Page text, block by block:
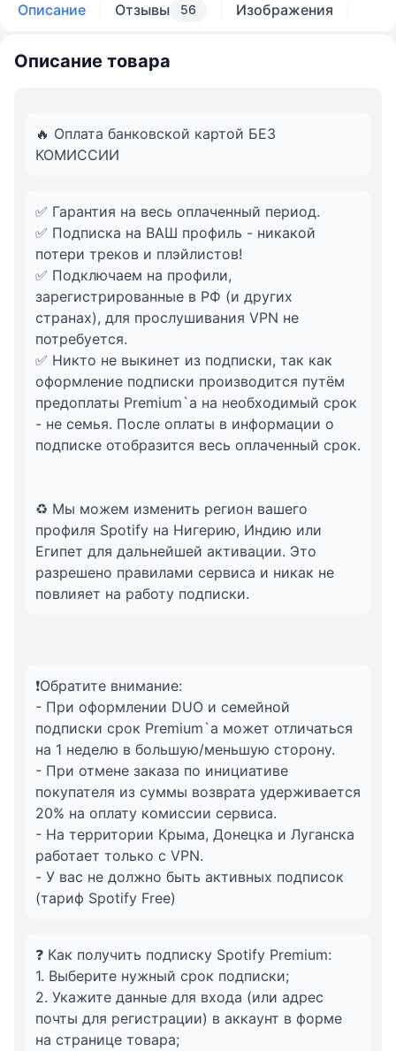
Описание Отзывы 56 Изображения
Описание товара
🔥 Оплата банковской картой БЕЗ
КОМИССИИ
✅ Гарантия на весь оплаченный период.
✅ Подписка на ВАШ профиль - никакой
потери треков и плэйлистов!
✅ Подключаем на профили,
зарегистрированные в РФ (и других
странах), для прослушивания VPN не
потребуется.
✅ Никто не выкинет из подписки, так как
оформление подписки производится путём
предоплаты Premium`a на необходимый срок
- не семья. После оплаты в информации о
подписке отобразится весь оплаченный срок.
♻️ Мы можем изменить регион вашего
профиля Spotify на Нигерию, Индию или
Египет для дальнейшей активации. Это
разрешено правилами сервиса и никак не
повлияет на работу подписки.
❗Обратите внимание:
- При оформлении DUO и семейной
подписки срок Premium`a может отличаться
на 1 неделю в большую/меньшую сторону.
- При отмене заказа по инициативе
покупателя из суммы возврата удерживается
20% на оплату комиссии сервиса.
- На территории Крыма, Донецка и Луганска
работает только с VPN.
- У вас не должно быть активных подписок
(тариф Spotify Free)
❓ Как получить подписку Spotify Premium:
1. Выберите нужный срок подписки;
2. Укажите данные для входа (или адрес
почты для регистрации) в аккаунт в форме
на странице товара;